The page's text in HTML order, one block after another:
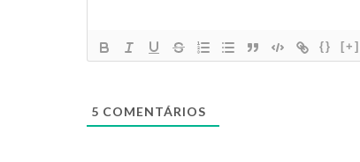
{} [+]
5 COMENTÁRIOS